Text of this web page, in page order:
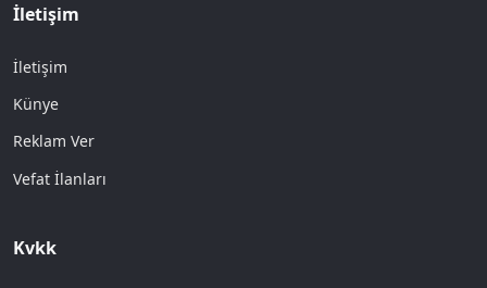
İletişim
İletişim
Künye
Reklam Ver
Vefat İlanları
Kvkk